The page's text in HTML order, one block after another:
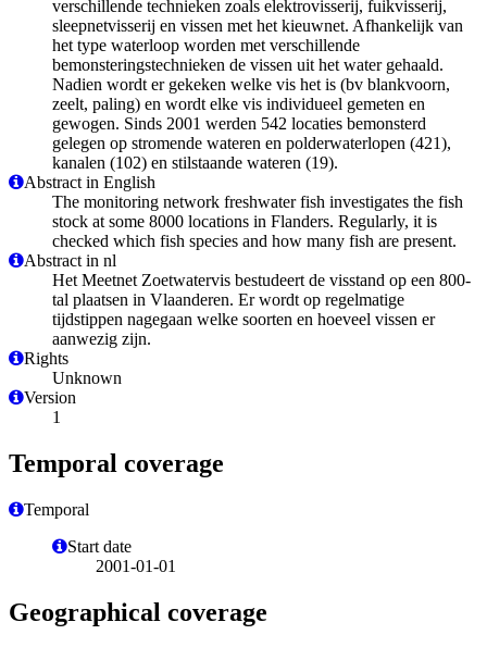
verschillende technieken zoals elektrovisserij, fuikvisserij,
sleepnetvisserij en vissen met het kieuwnet. Afhankelijk van
het type waterloop worden met verschillende
bemonsteringstechnieken de vissen uit het water gehaald.
Nadien wordt er gekeken welke vis het is (bv blankvoorn,
zeelt, paling) en wordt elke vis individueel gemeten en
gewogen. Sinds 2001 werden 542 locaties bemonsterd
gelegen op stromende wateren en polderwaterlopen (421),
kanalen (102) en stilstaande wateren (19).
Abstract in English
The monitoring network freshwater fish investigates the fish
stock at some 8000 locations in Flanders. Regularly, it is
checked which fish species and how many fish are present.
Abstract in nl
Het Meetnet Zoetwatervis bestudeert de visstand op een 800-
tal plaatsen in Vlaanderen. Er wordt op regelmatige
tijdstippen nagegaan welke soorten en hoeveel vissen er
aanwezig zijn.
Rights
Unknown
Version
1
Temporal coverage
Temporal
Start date
2001-01-01
Geographical coverage